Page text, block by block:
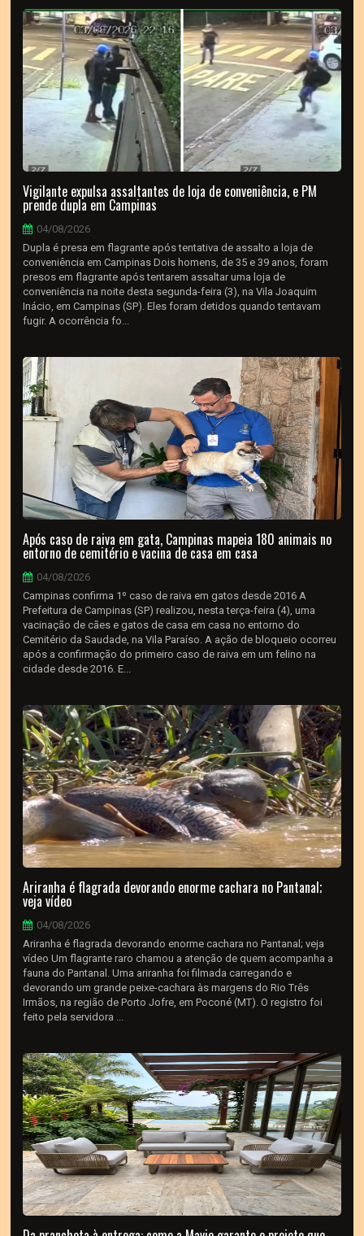
Vigilante expulsa assaltantes de loja de conveniência, e PM
prende dupla em Campinas
04/08/2026
Dupla é presa em flagrante após tentativa de assalto a loja de
conveniência em Campinas Dois homens, de 35 e 39 anos, foram
presos em flagrante após tentarem assaltar uma loja de
conveniência na noite desta segunda-feira (3), na Vila Joaquim
Inácio, em Campinas (SP). Eles foram detidos quando tentavam
fugir. A ocorrência fo...
Após caso de raiva em gata, Campinas mapeia 180 animais no
entorno de cemitério e vacina de casa em casa
04/08/2026
Campinas confirma 1º caso de raiva em gatos desde 2016 A
Prefeitura de Campinas (SP) realizou, nesta terça-feira (4), uma
vacinação de cães e gatos de casa em casa no entorno do
Cemitério da Saudade, na Vila Paraíso. A ação de bloqueio ocorreu
após a confirmação do primeiro caso de raiva em um felino na
cidade desde 2016. E...
Ariranha é flagrada devorando enorme cachara no Pantanal;
veja vídeo
04/08/2026
Ariranha é flagrada devorando enorme cachara no Pantanal; veja
vídeo Um flagrante raro chamou a atenção de quem acompanha a
fauna do Pantanal. Uma ariranha foi filmada carregando e
devorando um grande peixe-cachara às margens do Rio Três
Irmãos, na região de Porto Jofre, em Poconé (MT). O registro foi
feito pela servidora ...